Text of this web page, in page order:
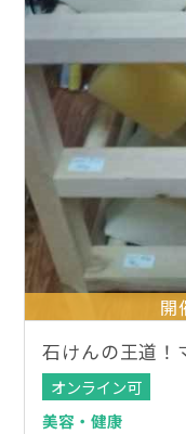
開
石けんの王道！
オンライン可
美容・健康